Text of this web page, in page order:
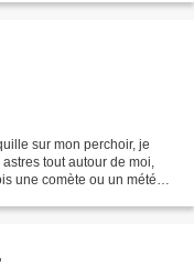
sur mon perchoir, je
tout autour de moi,
une comète ou un météore